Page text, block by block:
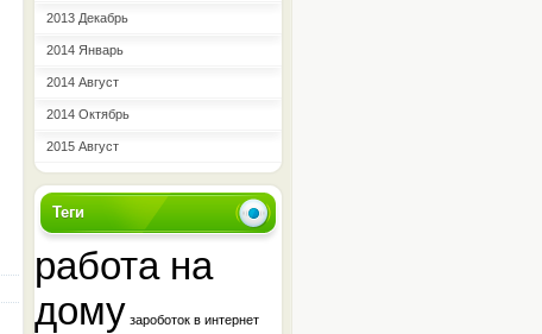
2013 Декабрь
2014 Январь
2014 Август
2014 Октябрь
2015 Август
Теги
работа на
дому зароботок в интернет